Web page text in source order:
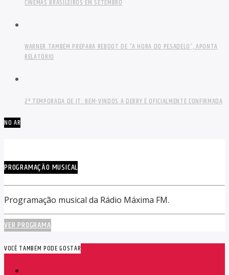
CINEMAS BRASILEIROS EM SETEMBRO
WARNER TAMBÉM PREPARA REBOOT DE “A HORA DO PESADELO”, APONTA
RELATÓRIO
2ª TEMPORADA DE IT: BEM-VINDOS A DERRY É OFICIALMENTE CONFIRMADA
NO AR
PROGRAMAÇÃO MUSICAL
Programação musical da Rádio Máxima FM.
VER PROGRAMA
VOCÊ TAMBÉM PODE GOSTAR